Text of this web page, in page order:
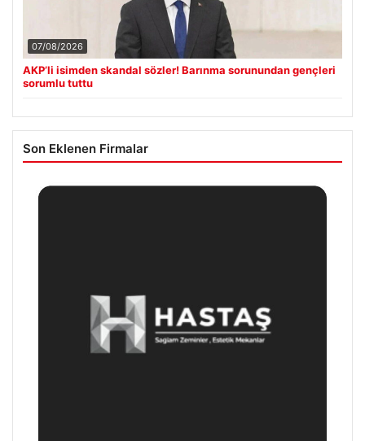
07/08/2026
AKP’li isimden skandal sözler! Barınma sorunundan gençleri
sorumlu tuttu
Son Eklenen Firmalar